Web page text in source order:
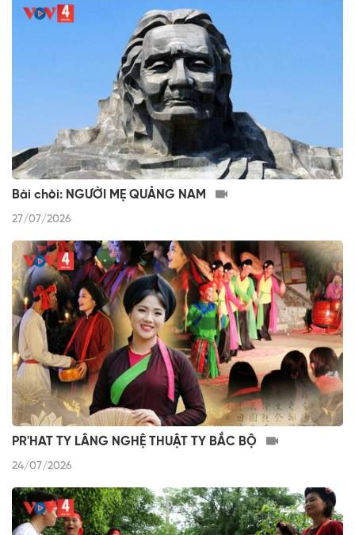
Bài chòi: NGƯỜI MẸ QUẢNG NAM
27/07/2026
PR'HAT TY LÂNG NGHỆ THUẬT TY BẮC BỘ
24/07/2026